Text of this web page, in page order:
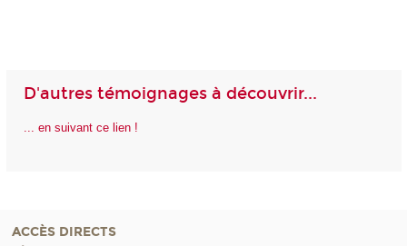
D'autres témoignages à découvrir...
... en suivant ce lien !
ACCÈS DIRECTS